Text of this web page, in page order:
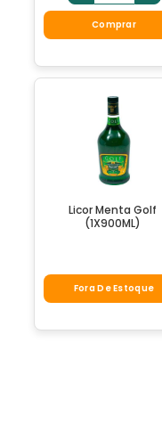
Comprar
Licor Menta Golf
(1X900ML)
Fora De Estoque